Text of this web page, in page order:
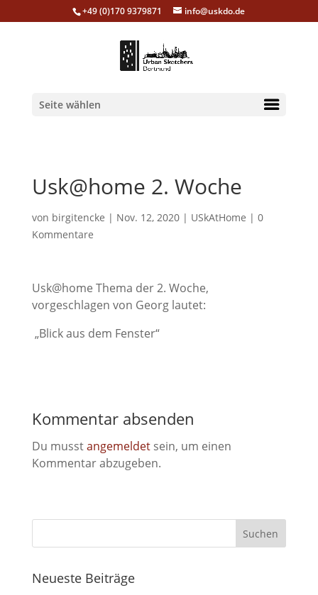
+49 (0)170 9379871 info@uskdo.de
Seite wählen
Usk@home 2. Woche
von birgitencke | Nov. 12, 2020| USkAtHome | 0
Kommentare
Usk@home Thema der 2. Woche,
vorgeschlagen von Georg lautet:
„Blick aus dem Fenster“
Kommentar absenden
Du musstangemeldetsein, um einen
Kommentar abzugeben.
Neueste Beiträge